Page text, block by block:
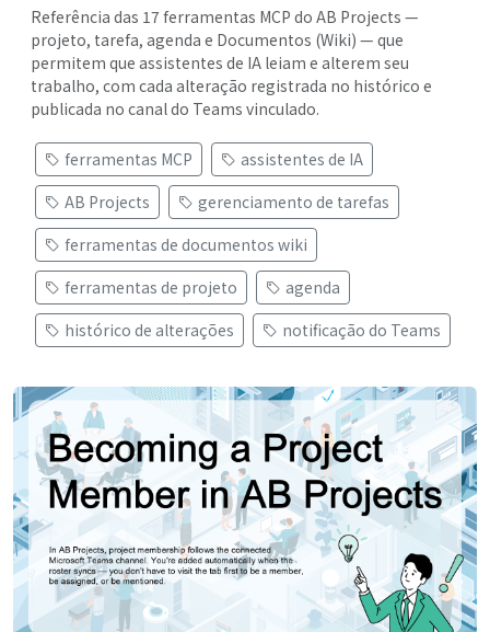
Referência das 17 ferramentas MCP do AB Projects —
projeto, tarefa, agenda e Documentos (Wiki) — que
permitem que assistentes de IA leiam e alterem seu
trabalho, com cada alteração registrada no histórico e
publicada no canal do Teams vinculado.
ferramentas MCP
assistentes de IA
AB Projects
gerenciamento de tarefas
ferramentas de documentos wiki
ferramentas de projeto
agenda
histórico de alterações
notificação do Teams